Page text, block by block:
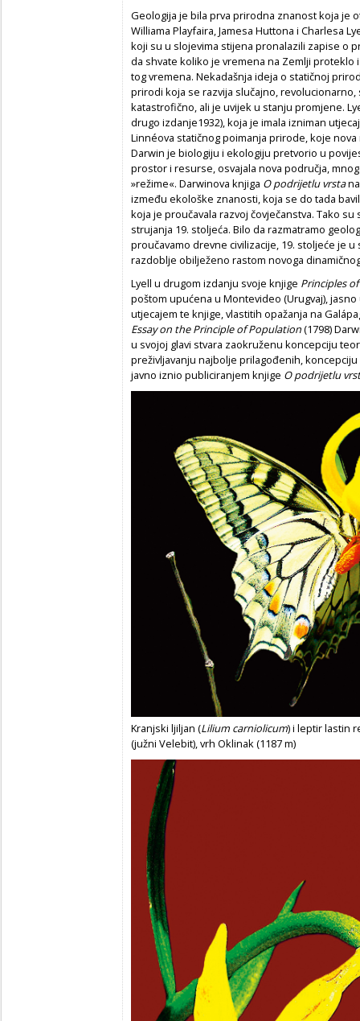
Geologija je bila prva prirodna znanost koja je
Williama Playfaira, Jamesa Huttona i Charlesa
koji su u slojevima stijena pronalazili zapise o
da shvate koliko je vremena na Zemlji
tog vremena. Nekadašnja ideja o statičnoj
prirodi koja se razvija slučajno,
katastrofično, ali je uvijek u stanju promjene.
drugo izdanje1932), koja je imala izniman
Linnéova statičnog poimanja prirode, koje
Darwin je biologiju i ekologiju pretvorio u
prostor i resurse, osvajala nova područja,
»režime«. Darwinova knjiga O podrijetlu vrsta
između ekološke znanosti, koja se do tada
koja je proučavala razvoj čovječanstva. Tako
strujanja 19. stoljeća. Bilo da razmatramo
proučavamo drevne civilizacije, 19. stoljeće je
razdoblje obilježeno rastom novoga
Lyell u drugom izdanju svoje knjige Principles
poštom upućena u Montevideo (Urugvaj),
utjecajem te knjige, vlastitih opažanja na
Essay on the Principle of Population(1798)
u svojoj glavi stvara zaokruženu koncepciju
preživljavanju najbolje prilagođenih,
javno iznio publiciranjem knjige O podrijetlu
Kranjski ljiljan (Lilium carniolicum) i leptir lastin
(južni Velebit), vrh Oklinak (1187 m)